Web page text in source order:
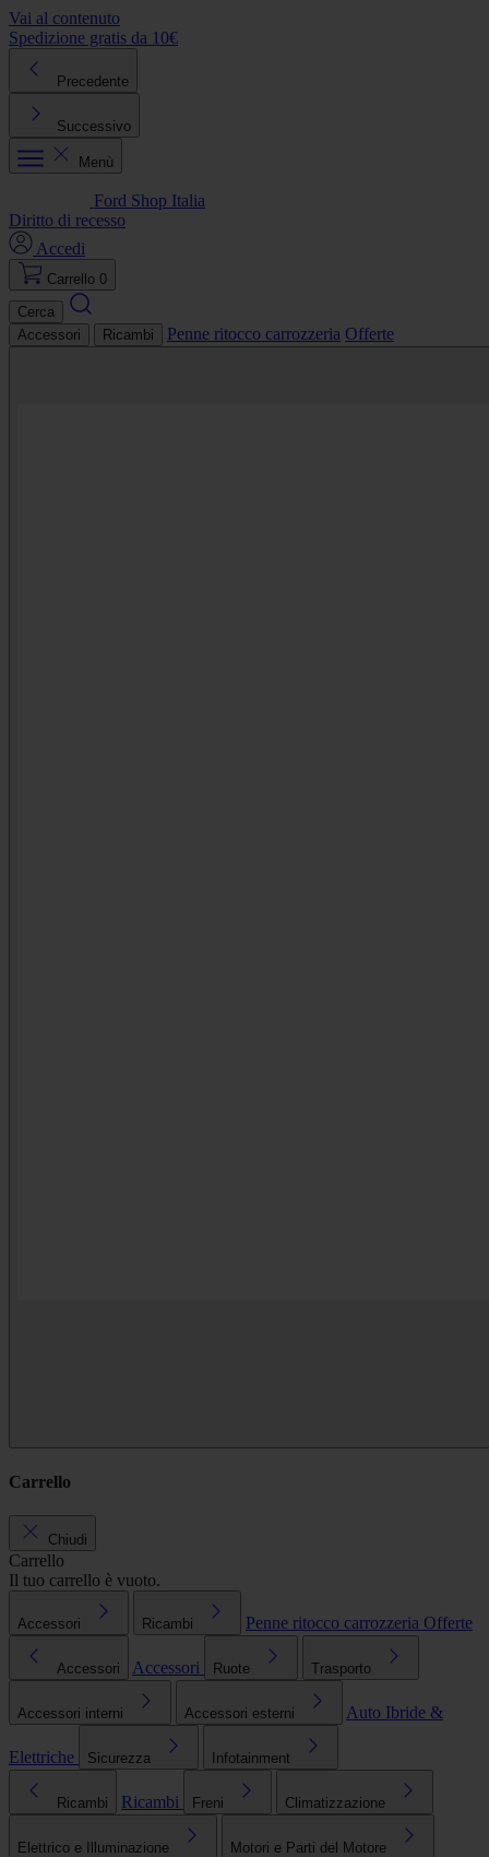
Vai al contenuto
Spedizione gratis da 10€
Precedente
Successivo
Menù
Ford Shop Italia
Diritto di recesso
Accedi
Carrello 0
Cerca
Accessori
Ricambi Penne ritocco carrozzeria Offerte
Carrello
Chiudi
Carrello
Il tuo carrello è vuoto.
Accessori Ricambi Penne ritocco carrozzeria Offerte
Accessori Accessori Ruote Trasporto
Accessori interni Accessori esterni Auto Ibride &
Elettriche Sicurezza Infotainment
Ricambi Ricambi Freni Climatizzazione
Elettrico e Illuminazione Motori e Parti del Motore